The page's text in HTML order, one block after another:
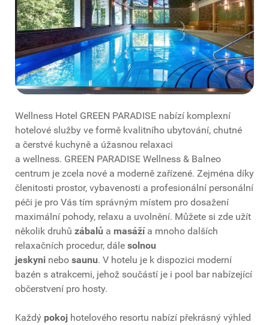
Wellness Hotel GREEN PARADISE nabízí komplexní
hotelové služby ve formě kvalitního ubytování, chutné
a čerstvé kuchyně a úžasnou relaxaci
a wellness. GREEN PARADISE Wellness & Balneo
centrum je zcela nové a moderně zařízené. Zejména díky
členitosti prostor, vybavenosti a profesionální personální
péči je pro Vás tím správným místem pro dosažení
maximální pohody, relaxu a uvolnění. Můžete si zde užít
několik druhů zábalů a masážía mnoho dalších
relaxačních procedur, dále solnou
jeskyni nebo saunu. V hotelu je k dispozici moderní
bazén s atrakcemi, jehož součástí je i pool bar nabízející
občerstvení pro hosty.
Každý pokoj hotelového resortu nabízí překrásný výhled